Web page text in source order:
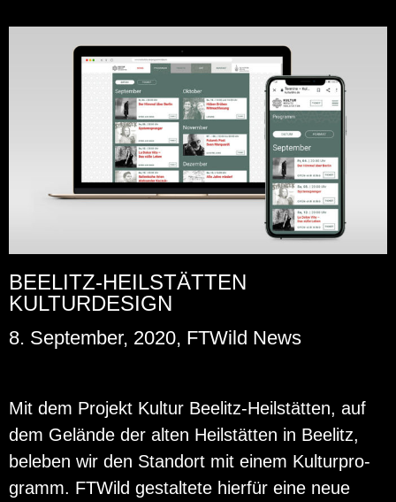
BEELITZ-HEILSTÄTTEN
KULTURDESIGN
8. September, 2020, FTWild News
Mit dem Pro­jekt Kul­tur Bee­litz-Heil­stät­ten, auf
dem Ge­län­de der alten Heil­stät­ten in Bee­litz,
be­le­ben wir den Stand­ort mit einem Kul­tur­pro­
gramm. FT­Wild ge­stal­te­te hier­für eine neue